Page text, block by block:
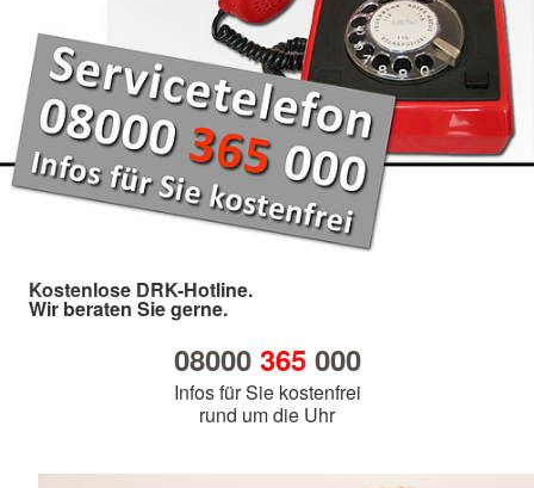
Kostenlose DRK-Hotline.
Wir beraten Sie gerne.
08000 365000
Infos für Sie kostenfrei
rund um die Uhr